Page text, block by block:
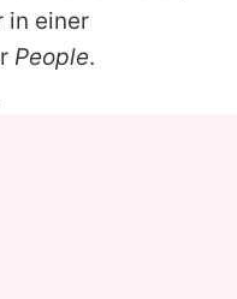
in einer
People.